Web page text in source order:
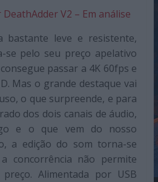
DeathAdder V2 – Em análise
bastante leve e resistente,
se pelo seu preço apelativo
passar a 4K 60fps e
Mas o grande destaque vai
o que surpreende, e para
dos dois canais de áudio,
e o que vem do nosso
a edição do som torna-se
concorrência não permite
Alimentada por USB